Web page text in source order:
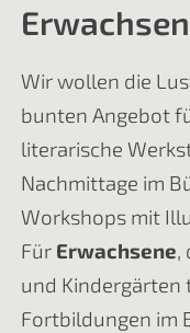
Wir wollen die
bunten Angebot
literarische
Nachmittage im
Workshops mit
Für Erwachsene,
und Kindergärten
Fortbildungen im